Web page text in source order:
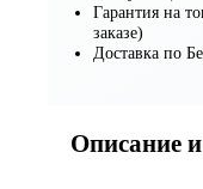
Гарантия на
заказе)
Доставка по
Описание